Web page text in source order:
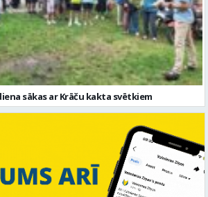
sākas ar Krāču kakta svētkiem